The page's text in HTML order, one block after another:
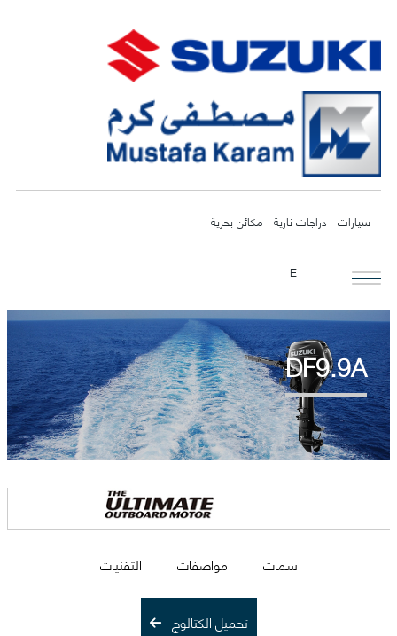
سيارات دراجات نارية مكائن بحرية
DF9.9A
سمات مواصفات التقنيات
تحميل الكتالوج